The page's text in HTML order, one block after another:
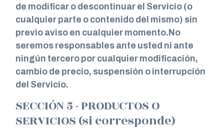
de modificar o descontinuar el Servicio (o
cualquier parte o contenido del mismo) sin
previo aviso en cualquier momento.No
seremos responsables ante usted ni ante
ningún tercero por cualquier modificación,
cambio de precio, suspensión o interrupción
del Servicio.
SECCIÓN 5 - PRODUCTOS O
SERVICIOS (si corresponde)